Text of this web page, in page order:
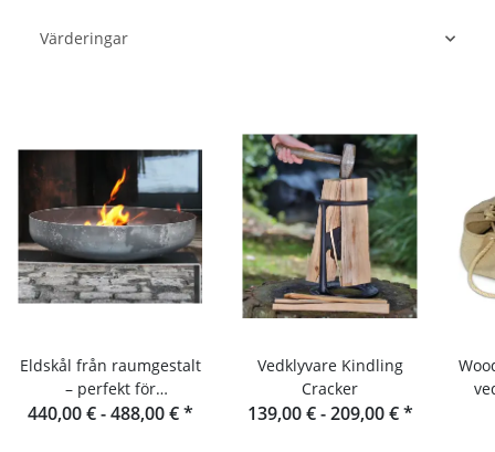
Värderingar
Eldskål från raumgestalt
– perfekt för
utomhusmatlagning
440,00 € -488,00 €*
Vedklyvare Kindling
Cracker
139,00 € -209,00 €*